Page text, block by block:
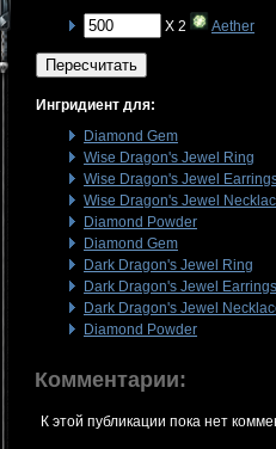
X 2 Aether
Пересчитать
Ингридиент для:
Diamond Gem
Wise Dragon's Jewel Ring
Wise Dragon's Jewel
Wise Dragon's Jewel
Diamond Powder
Diamond Gem
Dark Dragon's Jewel Ring
Dark Dragon's Jewel Earrings
Dark Dragon's Jewel
Diamond Powder
Комментарии:
К этой публикации пока нет